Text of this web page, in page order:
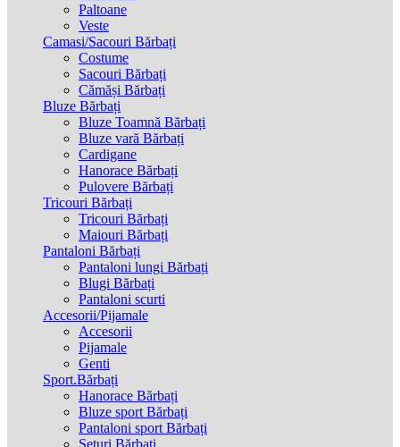
Paltoane
Veste
Camasi/Sacouri Bărbați
Costume
Sacouri Bărbați
Cămăși Bărbați
Bluze Bărbați
Bluze Toamnă Bărbați
Bluze vară Bărbați
Cardigane
Hanorace Bărbați
Pulovere Bărbați
Tricouri Bărbați
Tricouri Bărbați
Maiouri Bărbați
Pantaloni Bărbați
Pantaloni lungi Bărbați
Blugi Bărbați
Pantaloni scurti
Accesorii/Pijamale
Accesorii
Pijamale
Genti
Sport.Bărbați
Hanorace Bărbați
Bluze sport Bărbați
Pantaloni sport Bărbați
Seturi Bărbați